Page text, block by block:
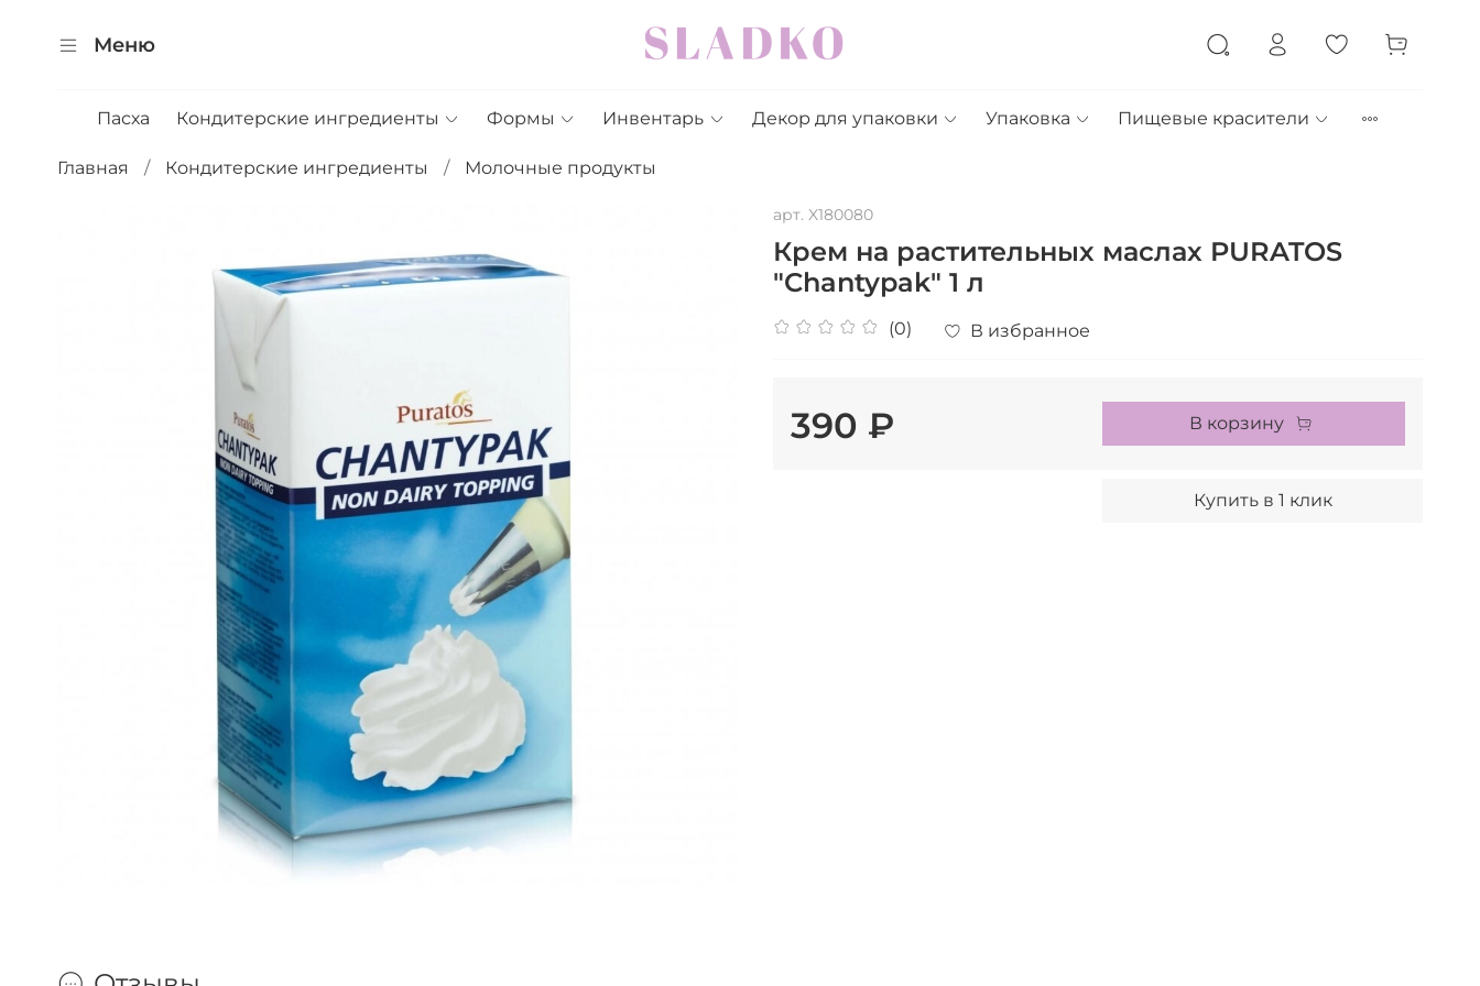
Меню
Пасха Кондитерские ингредиенты Формы Инвентарь Декор для упаковки Упаковка Пищевые красители
Главная Кондитерские ингредиенты Молочные продукты
арт. X180080
Крем на растительных маслах PURATOS
"Chantypak" 1 л
(0) В избранное
390 ₽ В корзину
Купить в 1 клик